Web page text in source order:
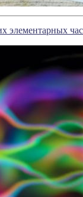
элементарных